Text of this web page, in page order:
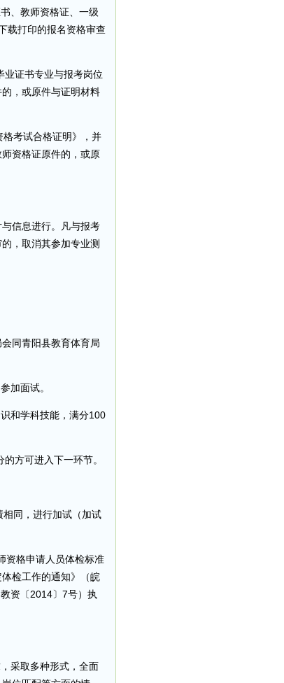
、教师资格证、一级
载打印的报名资格审查
业证书专业与报考岗位
，或原件与证明材料
考试合格证明》，并
资格证原件的，或原
信息进行。凡与报考
，取消其参加专业测
同青阳县教育体育局
加面试。
和学科技能，满分100
方可进入下一环节。
同，进行加试（加试
资格申请人员体检标准
检工作的通知》（皖
资〔2014〕7号）执
采取多种形式，全面